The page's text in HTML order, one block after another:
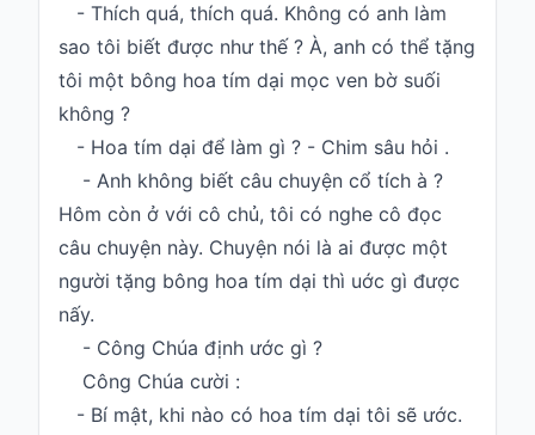
- Thích quá, thích quá. Không có anh làm
sao tôi biết được như thế ? À, anh có thể tặng
tôi một bông hoa tím dại mọc ven bờ suối
không ?
- Hoa tím dại để làm gì ? - Chim sâu hỏi .
- Anh không biết câu chuyện cổ tích à ?
Hôm còn ở với cô chủ, tôi có nghe cô đọc
câu chuyện này. Chuyện nói là ai được một
người tặng bông hoa tím dại thì uớc gì được
nấy.
- Công Chúa định ước gì ?
Công Chúa cười :
- Bí mật, khi nào có hoa tím dại tôi sẽ ước.